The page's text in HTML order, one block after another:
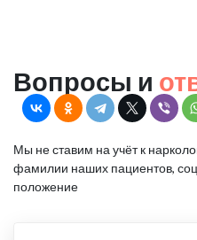
Вопросы и
Мы не ставим на учёт к
фамилии наших пациентов,
положение